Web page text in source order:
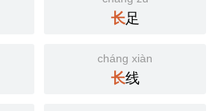
长足
cháng xiàn
长线